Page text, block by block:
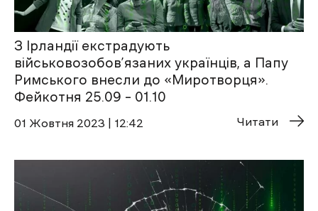
З Ірландії екстрадують
військовозобов’язаних українців, а Папу
Римського внесли до «Миротворця».
Фейкотня 25.09 – 01.10
01 Жовтня 2023 | 12:42 Читати